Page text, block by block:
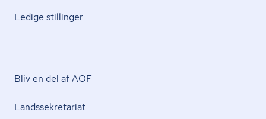
Ledige stillinger
Bliv en del af AOF
Lands­se­kre­ta­ri­at